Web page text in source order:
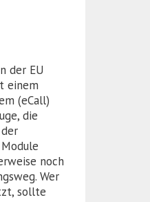
der EU
einem
(eCall)
die
noch
Wer
sollte